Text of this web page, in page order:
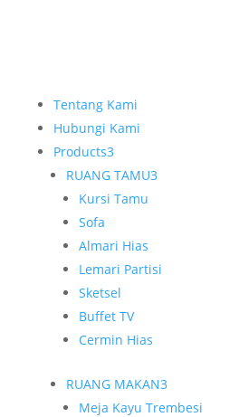
Tentang Kami
Hubungi Kami
Products3
RUANG TAMU3
Kursi Tamu
Sofa
Almari Hias
Lemari Partisi
Sketsel
Buffet TV
Cermin Hias
RUANG MAKAN3
Meja Kayu Trembesi